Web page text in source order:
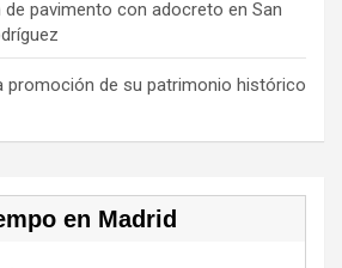
a
n
n
el
pavimento con adocreto en San
promoción de su patrimonio histórico
en Madrid